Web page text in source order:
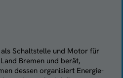
Schaltstelle und Motor für
Bremen und berät,
dessen organisiert Energie-